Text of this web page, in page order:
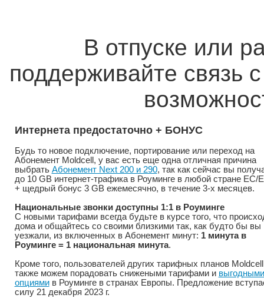
В отпуске или
поддерживайте связь
Интернета предостаточно + БОНУС
Будь то новое подключение, портирование или переход на
Абонемент Moldcell, у вас есть еще одна отличная причина
выбрать Абонемент Next 200 и 290, так как сейчас вы
до 10 GB интернет-трафика в Роуминге в любой стране ЕС/
+ щедрый бонус 3 GB ежемесячно, в течение 3-х месяцев.
Национальные звонки доступны 1:1 в Роуминге
С новыми тарифами всегда будьте в курсе того, что
дома и общайтесь со своими близкими так, как будто бы вы
уезжали, из включенных в Абонемент минут: 1 минута в
Роуминге = 1 национальная минута.
Кроме того, пользователей других тарифных планов
также можем порадовать снижеными тарифами и выгодными
опциямив Роуминге в странах Европы. Предложение
силу 21 декабря 2023 г.